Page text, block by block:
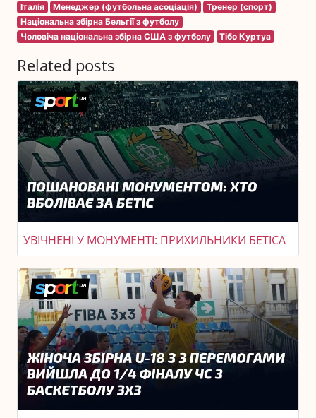
Італія Менеджер (футбольна асоціація)
Тренер (спорт)
Національна збірна Бельгії з футболу
Чоловіча національна збірна США з футболу
Тібо Куртуа
Related posts
УВІЧНЕНІ У МОНУМЕНТІ: ПРИХИЛЬНИКИ БЕТІСА